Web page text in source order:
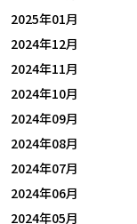
2025年01月
2024年12月
2024年11月
2024年10月
2024年09月
2024年08月
2024年07月
2024年06月
2024年05月